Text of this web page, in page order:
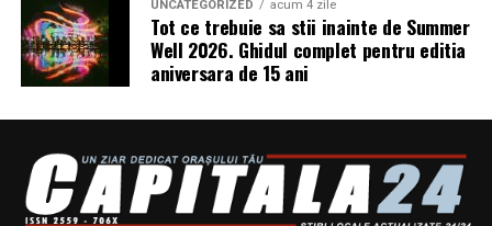
fotografie de brand personal și micro-interviurile cu
antreprenoare din toată România vor continua să fie
publicate pe antreprenoare.ro.
Dacă ești femeie antreprenor și vrei să fii parte din
comunitate sau din etapele viitoare ale campaniei, mai
multe informații pe antreprenoare.ro
sau la
contact@antreprenoare.ro.
UNCATEGORIZED acum 4 zile
Tot ce trebuie sa stii inainte de Summer
Well 2026. Ghidul complet pentru editia
aniversara de 15 ani